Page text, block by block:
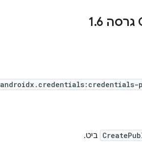
.6
androidx.credentials:credentials-
ביט.